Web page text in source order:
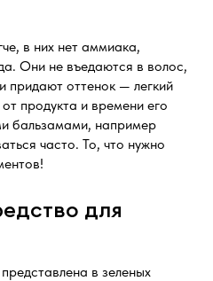
в них нет аммиака,
Они не въедаются в волос,
придают оттенок — легкий
продукта и времени его
бальзамами, например
часто. То, что нужно
для
в зеленых